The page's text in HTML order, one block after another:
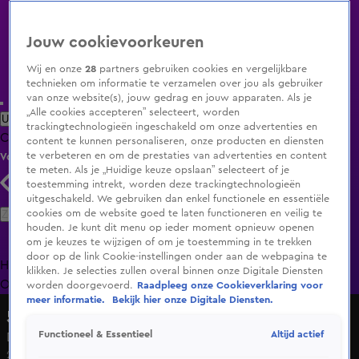
Uitzending Gemist Populaire programma's Zenders Genres
ClipsFilmsRadioSmart TV inlogShop
Volg KIJK
Zoeken
HomeUitzending Gemist Programma's De Bondgenoten
OranjezomerLivestreamsShop
5 Uur Show
De mooiste kunstwerken in Nederlandse musea
23 apr 2021, 17:22
Jouw cookievoorkeuren
Wij en onze28 partners gebruiken cookies en vergelijkbare
technieken om informatie te verzamelen over jou als gebruiker
van onze website(s), jouw gedrag en jouw apparaten. Als je
„Alle cookies accepteren” selecteert, worden
trackingtechnologieën ingeschakeld om onze advertenties en
content te kunnen personaliseren, onze producten en diensten
te verbeteren en om de prestaties van advertenties en content
te meten. Als je „Huidige keuze opslaan” selecteert of je
toestemming intrekt, worden deze trackingtechnologieën
uitgeschakeld. We gebruiken dan enkel functionele en essentiële
cookies om de website goed te laten functioneren en veilig te
houden. Je kunt dit menu op ieder moment opnieuw openen
om je keuzes te wijzigen of om je toestemming in te trekken
door op de link Cookie-instellingen onder aan de webpagina te
klikken. Je selecties zullen overal binnen onze Digitale Diensten
worden doorgevoerd.
Raadpleeg onze Cookieverklaring voor
meer informatie.
Bekijk hier onze Digitale Diensten.
Functioneel & Essentieel Altijd actief